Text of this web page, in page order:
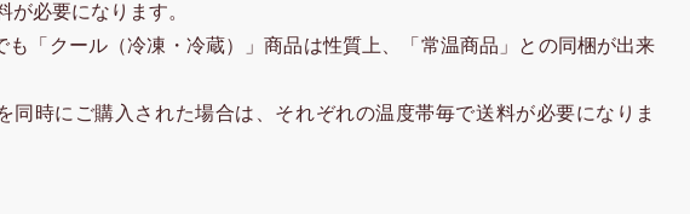
が必要になります。
も「クール（冷凍・冷蔵）」商品は性質上、「常温商品」との同梱が出来
同時にご購入された場合は、それぞれの温度帯毎で送料が必要になりま